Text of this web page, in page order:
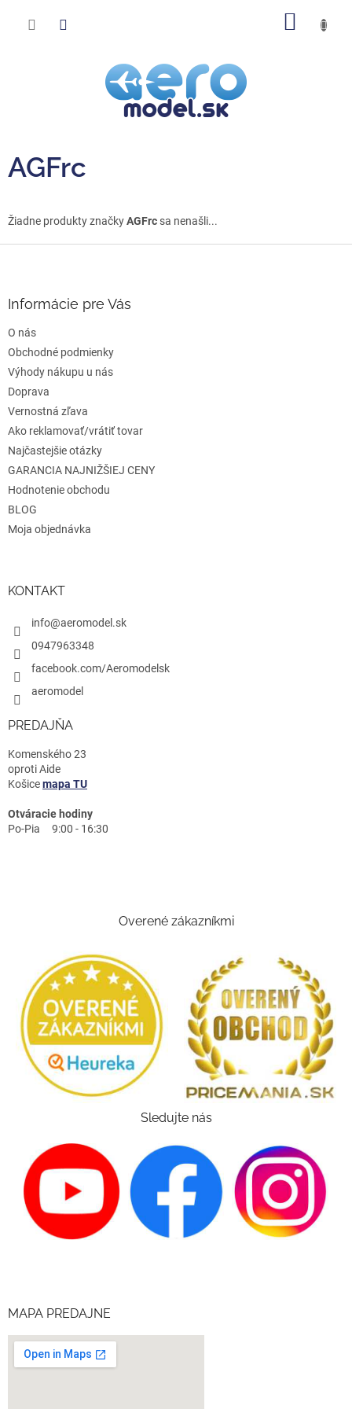
AGFrc
Žiadne produkty značkyAGFrc sa nenašli...
e
Informácie pre Vás
O nás
Obchodné podmienky
Výhody nákupu u nás
Doprava
Vernostná zľava
Ako reklamovať/vrátiť tovar
Najčastejšie otázky
GARANCIA NAJNIŽŠIEJ CENY
Hodnotenie obchodu
BLOG
Moja objednávka
KONTAKT
info@aeromodel.sk
0947963348
facebook.com/Aeromodelsk
aeromodel
PREDAJŇA
Komenského 23
oproti Aide
Košicemapa TU
Otváracie hodiny
Po-Pia 9:00 - 16:30
Overené zákazníkmi
Sledujte nás
MAPA PREDAJNE